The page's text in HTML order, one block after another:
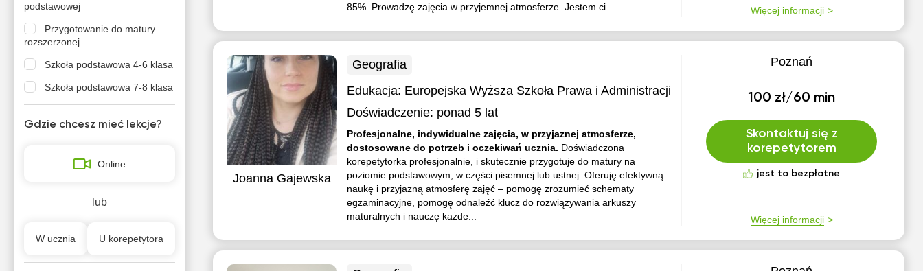
85%. Prowadzę zajęcia w przyjemnej atmosferze. Jestem ci...
Więcej informacji
Joanna Gajewska
Geografia
Edukacja: Europejska Wyższa Szkoła Prawa i Administracji
Doświadczenie: ponad 5 lat
Profesjonalne, indywidualne zajęcia, w przyjaznej atmosferze,
dostosowane do potrzeb i oczekiwań ucznia. Doświadczona
korepetytorka profesjonalnie, i skutecznie przygotuje do matury na
poziomie podstawowym, w części pisemnej lub ustnej. Oferuję efektywną
naukę i przyjazną atmosferę zajęć – pomogę zrozumieć schematy
egzaminacyjne, pomogę odnaleźć klucz do rozwiązywania arkuszy
maturalnych i nauczę każde...
Poznań
100 zł/60 min
Skontaktuj się z
korepetytorem
jest to bezpłatne
Więcej informacji
podstawowej
Przygotowanie do matury
rozszerzonej
Szkoła podstawowa 4-6 klasa
Szkoła podstawowa 7-8 klasa
podstawowy)
rozszerzony)
Gdzie chcesz mieć lekcje?
Online
lub
W ucznia U korepetytora